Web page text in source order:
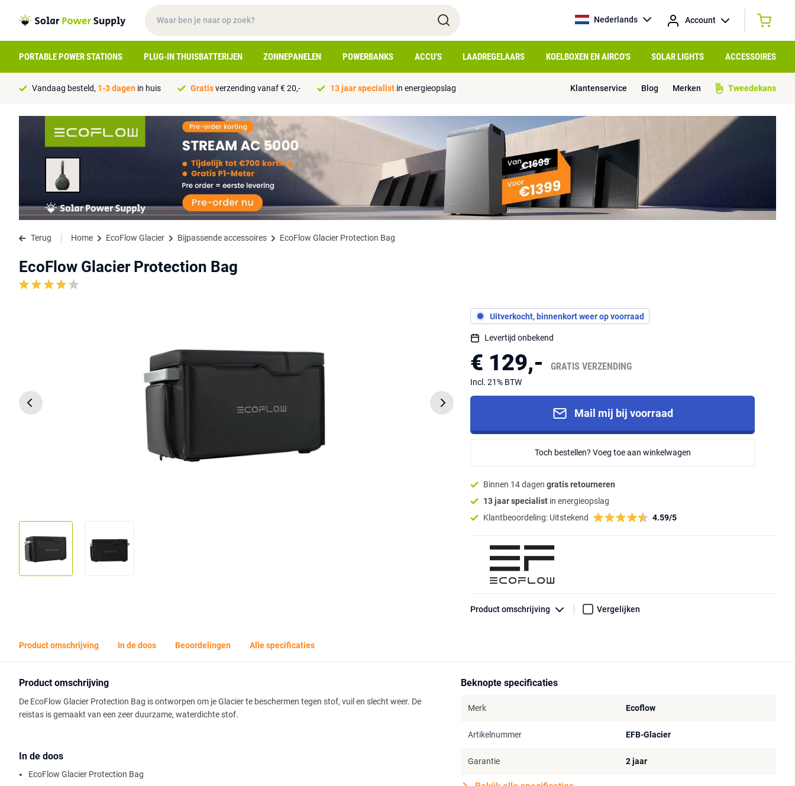
Nederlands Account
PORTABLE POWER STATIONS PLUG-IN THUISBATTERIJEN ZONNEPANELEN POWERBANKS ACCU'S LAADREGELAARS KOELBOXEN EN AIRCO'S SOLAR LIGHTS ACCESSOIRES
Vandaag besteld, 1-3 dagen in huis Gratisverzending vanaf € 20,- 13 jaar specialist in energieopslag Klantenservice Blog Merken Tweedekans
Terug Home EcoFlow Glacier Bijpassende accessoires EcoFlow Glacier Protection Bag
EcoFlow Glacier Protection Bag
Uitverkocht, binnenkort weer op voorraad
Levertijd onbekend
€ 129,- GRATIS VERZENDING
Incl. 21% BTW
Mail mij bij voorraad
Toch bestellen? Voeg toe aan winkelwagen
Binnen 14 dagen gratis retourneren
13 jaar specialist in energieopslag
Klantbeoordeling: Uitstekend 4.59/5
Product omschrijving Vergelijken
Product omschrijving In de doos Beoordelingen Alle specificaties
Product omschrijving
De EcoFlow Glacier Protection Bag is ontworpen om je Glacier te beschermen tegen stof, vuil en slecht weer. De
reistas is gemaakt van een zeer duurzame, waterdichte stof.
In de doos
EcoFlow Glacier Protection Bag
Beknopte specificaties
Merk Ecoflow
Artikelnummer EFB-Glacier
Garantie 2 jaar